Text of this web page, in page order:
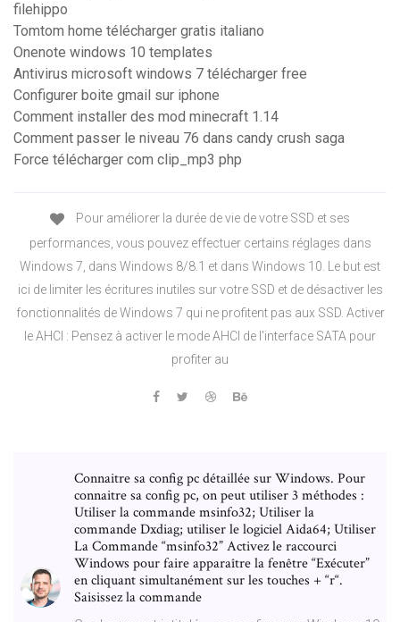
filehippo
Tomtom home télécharger gratis italiano
Onenote windows 10 templates
Antivirus microsoft windows 7 télécharger free
Configurer boite gmail sur iphone
Comment installer des mod minecraft 1.14
Comment passer le niveau 76 dans candy crush saga
Force télécharger com clip_mp3 php
Pour améliorer la durée de vie de votre SSD et ses
performances, vous pouvez effectuer certains réglages dans
Windows 7, dans Windows 8/8.1 et dans Windows 10. Le but est
ici de limiter les écritures inutiles sur votre SSD et de désactiver les
fonctionnalités de Windows 7 qui ne profitent pas aux SSD. Activer
le AHCI : Pensez à activer le mode AHCI de l'interface SATA pour
profiter au
Connaitre sa config pc détaillée sur Windows. Pour
connaitre sa config pc, on peut utiliser 3 méthodes :
Utiliser la commande msinfo32; Utiliser la
commande Dxdiag; utiliser le logiciel Aida64; Utiliser
La Commande “msinfo32” Activez le raccourci
Windows pour faire apparaître la fenêtre “Exécuter”
en cliquant simultanément sur les touches + “r“.
Saisissez la commande